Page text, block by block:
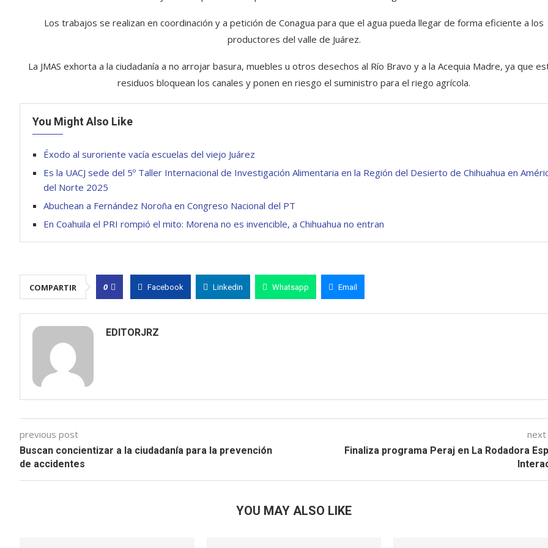
Los trabajos se realizan en coordinación y a petición de Conagua para que el agua pueda llegar de forma eficiente a los
productores del valle de Juárez.
La JMAS exhorta a la ciudadanía a no arrojar basura, muebles u otros desechos al Río Bravo y a la Acequia Madre, ya que
residuos bloquean los canales y ponen en riesgo el suministro para el riego agrícola.
You Might Also Like
Éxodo al suroriente vacía escuelas del viejo Juárez
Es la UACJ sede del 5º Taller Internacional de Investigación Alimentaria en la Región del Desierto de Chihuahua en
del Norte 2025
Abuchean a Fernández Noroña en Congreso Nacional del PT
En Coahuila el PRI rompió el mito: Morena no es invencible, a Chihuahua no entran
COMPARTIR 0 Facebook Linkedin Whatsapp Email
EDITORJRZ
previous post
Buscan concientizar a la ciudadanía para la prevención
de accidentes
Finaliza programa Peraj en La Rodadora
YOU MAY ALSO LIKE